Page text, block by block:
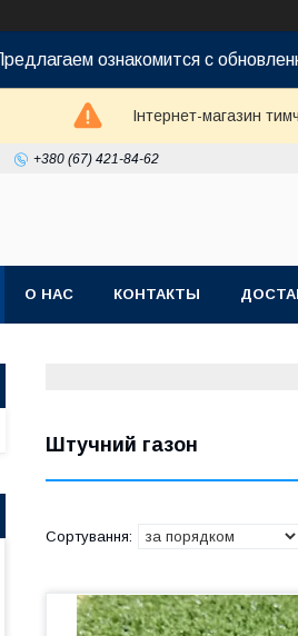
ознакомится с
Інтернет-магазин
+380 (67) 421-84-62
О НАС КОНТАКТЫ
Штучний газон